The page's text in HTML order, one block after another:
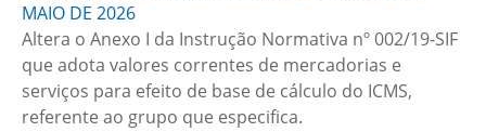
MAIO DE 2026
Altera o Anexo I da Instrução Normativa nº 002/19-SIF
que adota valores correntes de mercadorias e
serviços para efeito de base de cálculo do ICMS,
referente ao grupo que especifica.